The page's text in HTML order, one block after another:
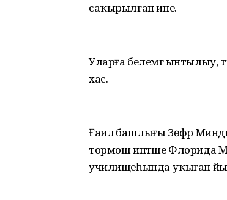
саҡырылған ине.
Уларға белемгә ынтылыу,
хас.
Ғаилә башлығы Зөфәр
тормош иптәше Флорида
училищеһында уҡыған